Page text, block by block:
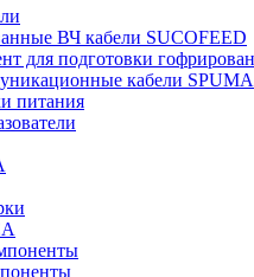
ВЧ кабели SUCOFEED
для подготовки
кабели SPUMA
питания